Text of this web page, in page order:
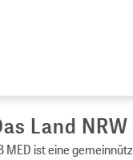
NRW
eine gemeinnützige